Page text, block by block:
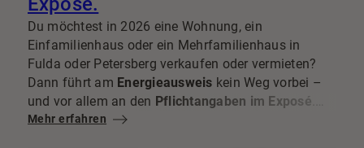
Du möchtest in 2026 eine Wohnung, ein
Einfamilienhaus oder ein Mehrfamilienhaus in
Fulda oder Petersberg verkaufen oder vermieten?
Dann führt am Energieausweis kein Weg vorbei –
und vor allem an den Pflichtangaben im Exposé
Wer hier unvollständig ist, riskiert unnötige
Mehr erfahren